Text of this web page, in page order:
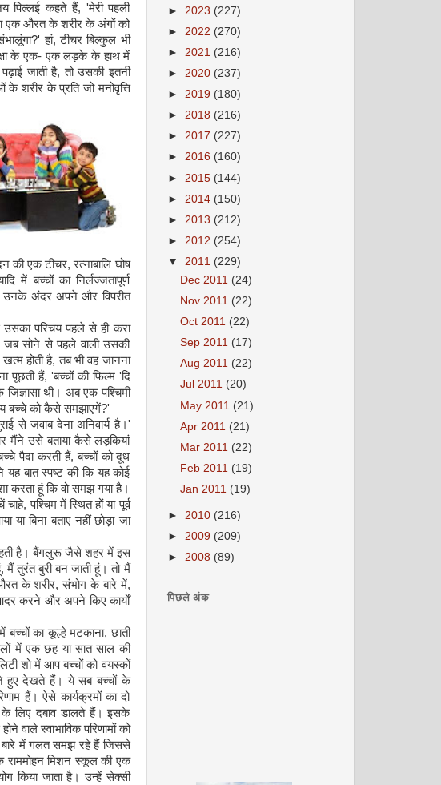
पिल्लई कहते हैं, 'मेरी पहली
एक औरत के शरीर के अंगों को
हां, टीचर बिल्कुल भी
के एक- एक लड़के के हाथ में
जाती है, तो उसकी इतनी
के शरीर के प्रति जो मनोवृत्ति
की एक टीचर, रत्नाबालि घोष
में बच्चों का निर्लज्जतापूर्ण
में उनके अंदर अपने और विपरीत
उसका परिचय पहले से ही करा
जब सोने से पहले वाली उसकी
होती है, तब भी वह जानना
पूछती हैं, 'बच्चों की फिल्म 'दि
थी। अब एक पश्चिमी
बच्चे को कैसे समझाएगें?'
जवाब देना अनिवार्य है।'
मैंने उसे बताया कैसे लड़कियां
पैदा करती हैं, बच्चों को दूध
बात स्पष्ट की कि यह कोई
करता हूं कि वो समझ गया है।
पश्चिम में स्थित हों या पूर्व
बिना बताए नहीं छोड़ा जा
है। बैंगलुरू जैसे शहर में इस
मैं तुरंत बुरी बन जाती हूं। तो मैं
के शरीर, संभोग के बारे में,
करने और अपने किए कार्यों
का कूल्हे मटकाना, छाती
में एक छह या सात साल की
शो में आप बच्चों को वयस्कों
हुए देखते हैं। ये सब बच्चों के
हैं। ऐसे कार्यक्रमों का दो
के लिए दबाव डालते हैं। इसके
स्वाभाविक परिणामों को
बारे में गलत समझ रहे हैं जिससे
राममोहन मिशन स्कूल की एक
किया जाता है। उन्हें सेक्सी
► 2023 (227)
► 2022 (270)
► 2021 (216)
► 2020 (237)
► 2019 (180)
► 2018 (216)
► 2017 (227)
► 2016 (160)
► 2015 (144)
► 2014 (150)
► 2013 (212)
► 2012 (254)
▼ 2011 (229)
Dec 2011 (24)
Nov 2011 (22)
Oct 2011 (22)
Sep 2011 (17)
Aug 2011 (22)
Jul 2011 (20)
May 2011 (21)
Apr 2011 (21)
Mar 2011 (22)
Feb 2011 (19)
Jan 2011 (19)
► 2010 (216)
► 2009 (209)
► 2008 (89)
पिछले अंक